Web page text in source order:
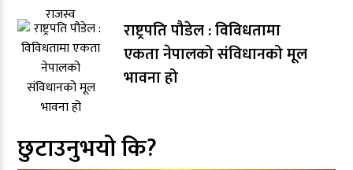
राष्ट्रपति पौडेल : विविधतामा
एकता नेपालको संविधानको मूल
भावना हो
छुटाउनुभयो कि?